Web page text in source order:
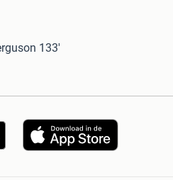
133'